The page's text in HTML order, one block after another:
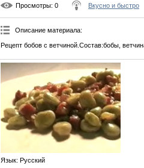
Просмотры: 0 Вкусно и быстро
Описание материала:
Рецепт бобов с ветчиной.Состав:бобы,
Язык: Русский